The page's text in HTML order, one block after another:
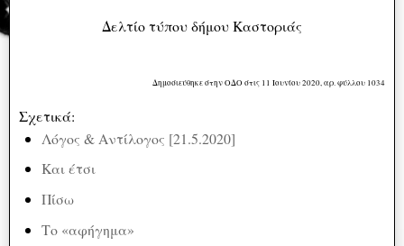
Δελτίο τύπου δήμου Καστοριάς
Δημοσιεύθηκε στην ΟΔΟ στις 11 Ιουνίου 2020, αρ. φύλλου 1034
Σχετικά:
Λόγος & Αντίλογος [21.5.2020]
Και έτσι
Πίσω
Το «αφήγημα»